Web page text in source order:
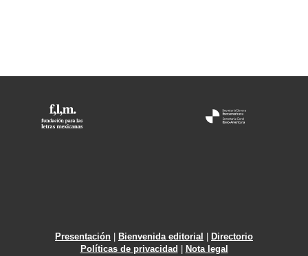
Presentación Bienvenida editorial
Directorio
Políticas de privacidad
Nota legal